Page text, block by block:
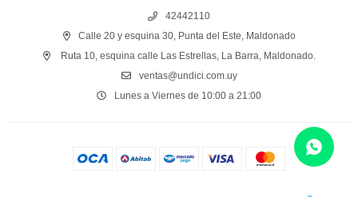
42442110
Calle 20 y esquina 30, Punta del Este, Maldonado
Ruta 10, esquina calle Las Estrellas, La Barra, Maldonado.
ventas@undici.com.uy
Lunes a Viernes de 10:00 a 21:00